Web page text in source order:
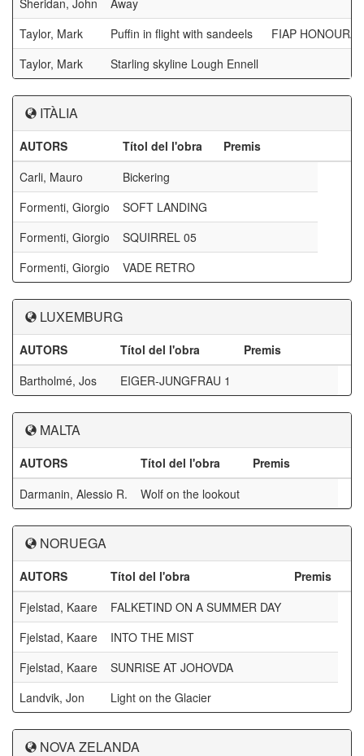
Sheridan, John
Away
Taylor, Mark
Puffin in flight with sandeels
FIAP
Taylor, Mark
Starling skyline Lough Ennell
ITÀLIA
AUTORS Títol del l'obra
Premis
Carli, Mauro
Bickering
Formenti, Giorgio
SOFT LANDING
Formenti, Giorgio
SQUIRREL 05
Formenti, Giorgio
VADE RETRO
LUXEMBURG
AUTORS Títol del l'obra
Premis
Bartholmé, Jos
EIGER-JUNGFRAU 1
MALTA
AUTORS Títol del l'obra
Premis
Darmanin, Alessio R.
Wolf on the lookout
NORUEGA
AUTORS Títol del l'obra
Premis
Fjelstad, Kaare
FALKETIND ON A SUMMER DAY
Fjelstad, Kaare
INTO THE MIST
Fjelstad, Kaare
SUNRISE AT JOHOVDA
Landvik, Jon
Light on the Glacier
NOVA ZELANDA